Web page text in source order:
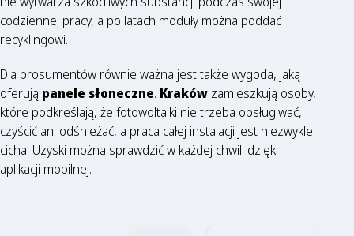
codziennej pracy, a po latach moduły można poddać
recyklingowi.
Dla prosumentów równie ważna jest także wygoda, jaką
oferują panele słoneczne. Kraków zamieszkują osoby,
które podkreślają, że fotowoltaiki nie trzeba obsługiwać,
czyścić ani odśnieżać, a praca całej instalacji jest niezwykle
cicha. Uzyski można sprawdzić w każdej chwili dzięki
aplikacji mobilnej.